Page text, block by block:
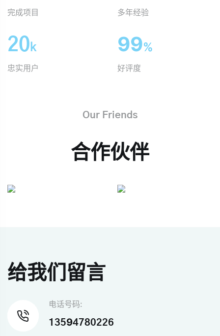
完成项目 多年经验
20 k
忠实用户
99%
好评度
Our Friends
合作伙伴
给我们留言
电话号码:
13594780226